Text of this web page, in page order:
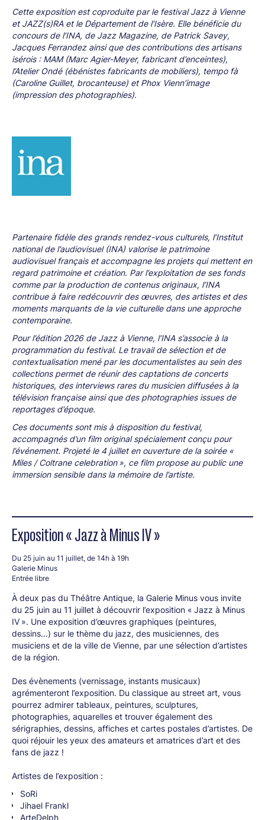
Cette exposition est coproduite par le festival Jazz à Vienne
et JAZZ(s)RA et le Département de l’Isère. Elle bénéficie du
concours de l’INA, de Jazz Magazine, de Patrick Savey,
Jacques Ferrandez ainsi que des contributions des artisans
isérois : MAM (Marc Agier-Meyer, fabricant d’enceintes),
l’Atelier Ondé (ébénistes fabricants de mobiliers), tempo fà
(Caroline Guillet, brocanteuse) et Phox Vienn’image
(impression des photographies).
Partenaire fidèle des grands rendez-vous culturels, l’Institut
national de l’audiovisuel (INA) valorise le patrimoine
audiovisuel français et accompagne les projets qui mettent en
regard patrimoine et création. Par l’exploitation de ses fonds
comme par la production de contenus originaux, l’INA
contribue à faire redécouvrir des œuvres, des artistes et des
moments marquants de la vie culturelle dans une approche
contemporaine.
Pour l’édition 2026 de Jazz à Vienne, l’INA s’associe à la
programmation du festival. Le travail de sélection et de
contextualisation mené par les documentalistes au sein des
collections permet de réunir des captations de concerts
historiques, des interviews rares du musicien diffusées à la
télévision française ainsi que des photographies issues de
reportages d’époque.
Ces documents sont mis à disposition du festival,
accompagnés d’un film original spécialement conçu pour
l’événement. Projeté le 4 juillet en ouverture de la soirée «
Miles / Coltrane celebration », ce film propose au public une
immersion sensible dans la mémoire de l’artiste.
Exposition « Jazz à Minus IV »
Du 25 juin au 11 juillet, de 14h à 19h
Galerie Minus
Entrée libre
À deux pas du Théâtre Antique, la Galerie Minus vous invite
du 25 juin au 11 juillet à découvrir l’exposition « Jazz à Minus
IV ». Une exposition d’œuvres graphiques (peintures,
dessins…) sur le thème du jazz, des musiciennes, des
musiciens et de la ville de Vienne, par une sélection d’artistes
de la région.
Des évènements (vernissage, instants musicaux)
agrémenteront l’exposition. Du classique au street art, vous
pourrez admirer tableaux, peintures, sculptures,
photographies, aquarelles et trouver également des
sérigraphies, dessins, affiches et cartes postales d’artistes. De
quoi réjouir les yeux des amateurs et amatrices d’art et des
fans de jazz !
Artistes de l’exposition :
SoRi
Jihael Frankl
ArteDelph